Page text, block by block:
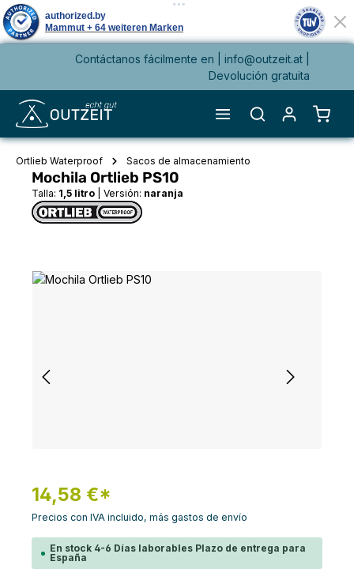
principalContáctanos fácilmente en | info@outzeit.at
Devolución gratuita
El
Ortlieb Waterproof Sacos de almacenamiento
Mochila Ortlieb PS10
Talla: 1,5 litro Versión: naranja
Omitir galería de imágenes
14,58 €*
Precios con IVA incluido, más gastos de envío
En stock 4-6 Días laborables Plazo de entrega para
España